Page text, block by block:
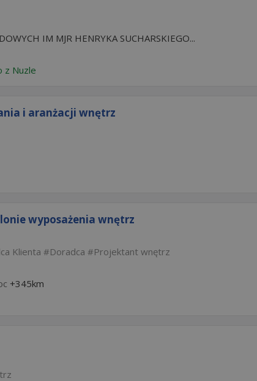
IM MJR HENRYKA SUCHARSKIEGO...
z Nuzle
i aranżacji wnętrz
wyposażenia wnętrz
Klienta Doradca
Projektant wnętrz
+345km